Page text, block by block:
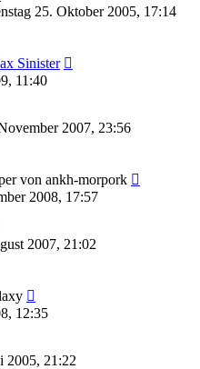
25. Oktober 2005, 17:14
Sinister
11:40
2007, 23:56
von ankh-morpork
2008, 17:57
2007, 21:02
12:35
2005, 21:22